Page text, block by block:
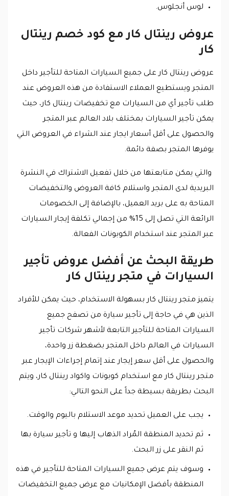
لوس أنجلوس.
عروض رينتال كار مع كود خصم رينتال
كار
عروض رينتال كار على جميع السيارات المتاحة للتأجير داخل
المتجر ويستطيع العملاء الاستفادة من هذه العروض عند
طلب تأجير أي من السيارات مع تخفيضات رينتال كار، حيث
يمكن تأجير السيارات بمختلف بلاد العالم عبر المتجر
والحصول على أقل أسعار ايجار عند الشراء في العروض التي
يوفرها المتجر بصفة دائمة.
والتي يمكن متابعتها من خلال تفعيل الاشتراك في النشرة
البريدية لدى المتجر واستلام كافة العروض والتخفيضات
المتاحة به على بريد العميل، بالإضافة إلى الخصومات
الرائعة التي تصل إلى 15% من إجمالي تكلفة إيجار السيارات
عبر المتجر عند استخدام الكوبونات الفعالة.
طريقة البحث عن أفضل عروض تأجير
السيارات في متجر رينتال كار
يتميز متجر رينتال كار بسهولة الاستخدام، حيث يمكن للأفراد
الذين هي في حاجة إلى تأجير سيارة من تصفح جميع
السيارات المتاحة للتأجير التابعة لأشهر شركات تأجير
السيارات في العالم داخل المتجر بضغطة زر واحدة،
والحصول على أقل سعر إيجار عند إتمام إجراءات الإيجار عبر
متجر رينتال كار مع استخدام كوبونات واكواد رينتال كار، ويتم
البحث بطريقة بسيطة جداً على النحو التالي:
يجب على العميل تحديد موعد الاستلام باليوم والوقت.
ثم تحديد المنطقة المُراد الذهاب إليها و تأجير سيارة بها
ثم النقر على زر البحث.
وسوف يتم عرض جميع السيارات المتاحة للتأجير في هذه
المنطقة بأفضل الإمكانيات مع عرض جميع التخفيضات